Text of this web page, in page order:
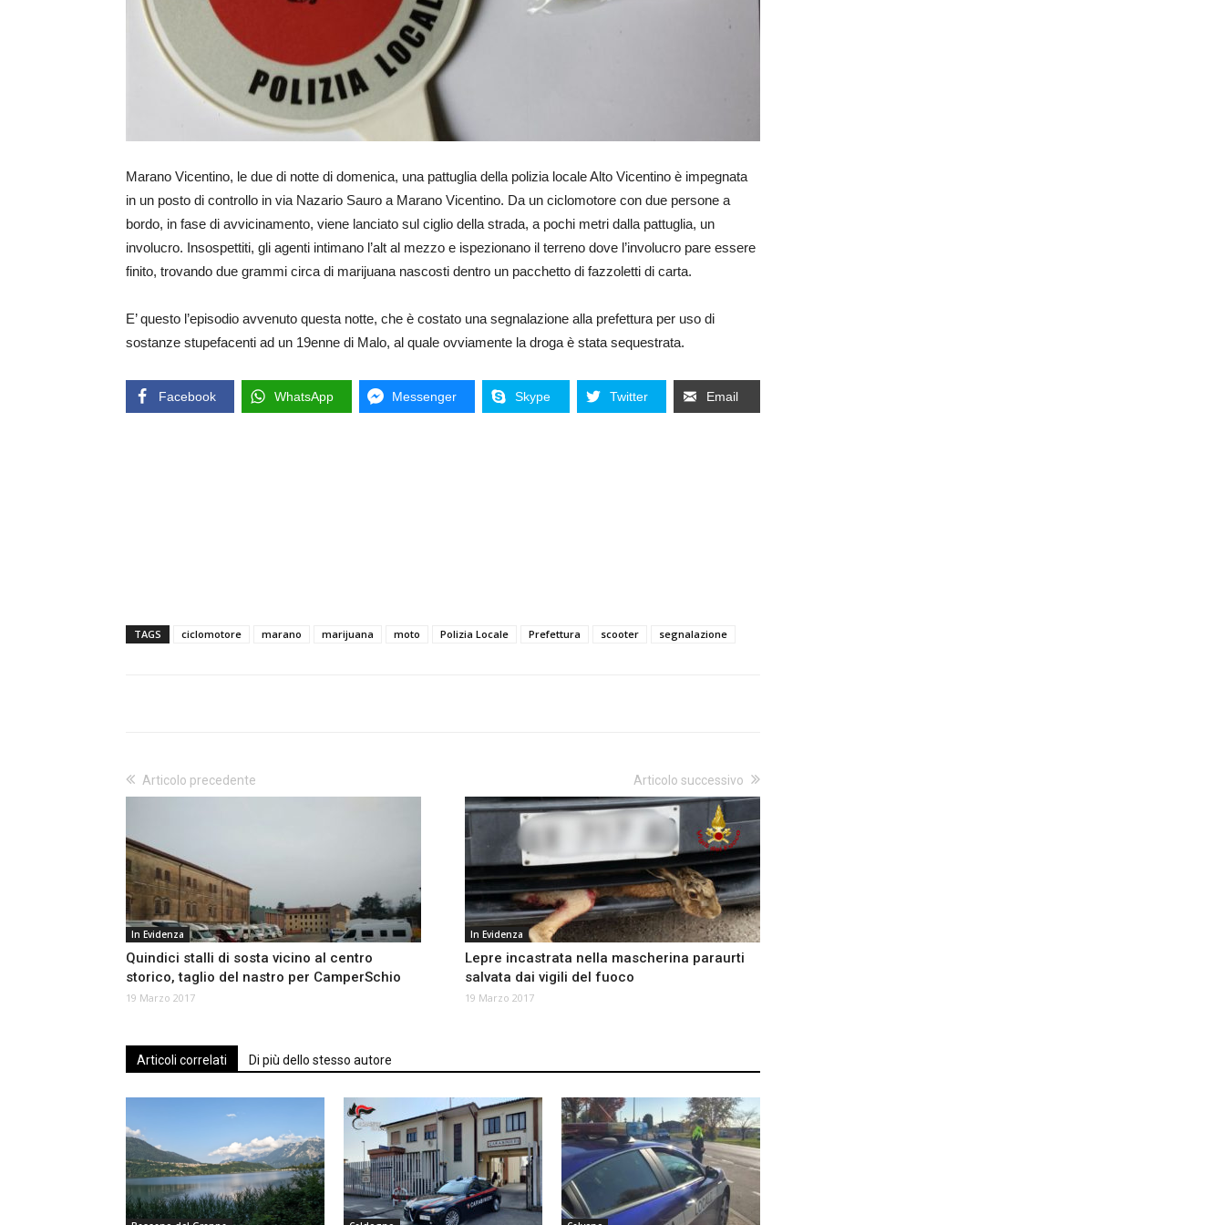
Marano Vicentino, le due di notte di domenica, una pattuglia della polizia locale Alto Vicentino è impegnata
in un posto di controllo in via Nazario Sauro a Marano Vicentino. Da un ciclomotore con due persone a
bordo, in fase di avvicinamento, viene lanciato sul ciglio della strada, a pochi metri dalla pattuglia, un
involucro. Insospettiti, gli agenti intimano l’alt al mezzo e ispezionano il terreno dove l’involucro pare essere
finito, trovando due grammi circa di marijuana nascosti dentro un pacchetto di fazzoletti di carta.
E’ questo l’episodio avvenuto questa notte, che è costato una segnalazione alla prefettura per uso di
sostanze stupefacenti ad un 19enne di Malo, al quale ovviamente la droga è stata sequestrata.
Facebook WhatsApp Messenger Skype Twitter Email
TAGS ciclomotore marano marijuana moto Polizia Locale Prefettura scooter segnalazione
Articolo precedente
In Evidenza
Quindici stalli di sosta vicino al centro
storico, taglio del nastro per CamperSchio
19 Marzo 2017
Articolo successivo
In Evidenza
Lepre incastrata nella mascherina paraurti
salvata dai vigili del fuoco
19 Marzo 2017
Articoli correlati Di più dello stesso autore